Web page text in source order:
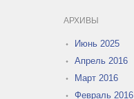
АРХИВЫ
Июнь 2025
Апрель 2016
Март 2016
Февраль 2016